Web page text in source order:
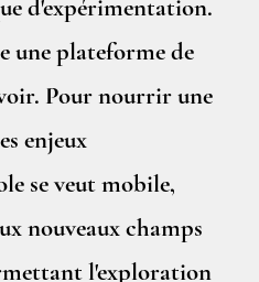
d'expérimentation.
une plateforme de
Pour nourrir une
enjeux
se veut mobile,
nouveaux champs
l'exploration